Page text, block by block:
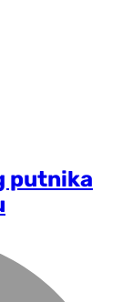
putnika